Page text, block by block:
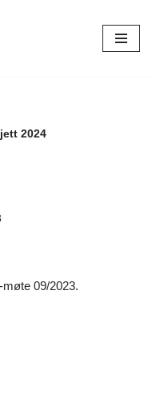
2024
09/2023.